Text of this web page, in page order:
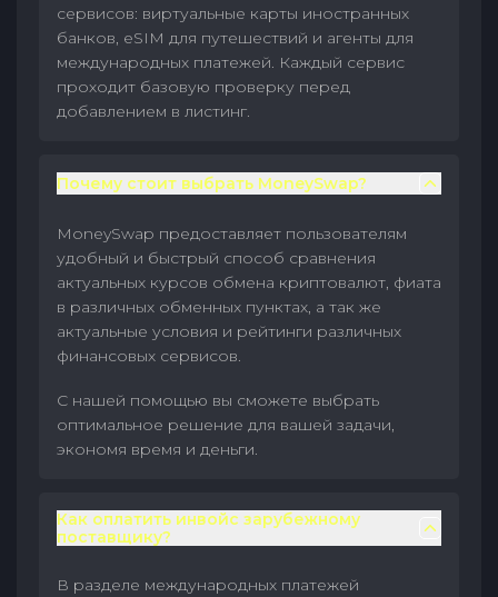
сервисов: виртуальные карты иностранных
банков, eSIM для путешествий и агенты для
международных платежей. Каждый сервис
проходит базовую проверку перед
добавлением в листинг.
Почему стоит выбрать MoneySwap?
MoneySwap предоставляет пользователям
удобный и быстрый способ сравнения
актуальных курсов обмена криптовалют, фиата
в различных обменных пунктах, а так же
актуальные условия и рейтинги различных
финансовых сервисов.
С нашей помощью вы сможете выбрать
оптимальное решение для вашей задачи,
экономя время и деньги.
Как оплатить инвойс зарубежному
поставщику?
В разделе международных платежей